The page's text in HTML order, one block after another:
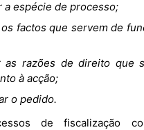
a espécie de processo;
factos que servem de
as razões de direito que
à acção;
o pedido.